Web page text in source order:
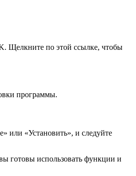
Щелкните по этой ссылке, чтобы
программы.
или «Установить», и следуйте
готовы использовать функции и